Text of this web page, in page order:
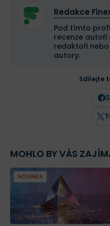
Redakce
Pod tímto
recenze autoři
redaktoři
autory.
Sdílejte
MOHLO BY VÁS
NOVINKA